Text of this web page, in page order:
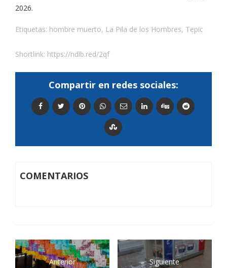
2026.
Etiquetas: hombre muerto, La Pila de los Hombres, Tepic
Shortlink: https://ndlb.red/2qf
Compartir en redes sociales:
COMENTARIOS
Anterior Siguiente